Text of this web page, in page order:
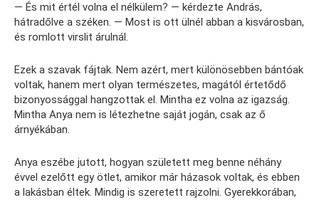
— És mit értél volna el nélkülem? — kérdezte András,
hátradőlve a széken. — Most is ott ülnél abban a kisvárosban,
és romlott virslit árulnál.
Ezek a szavak fájtak. Nem azért, mert különösebben bántóak
voltak, hanem mert olyan természetes, magától értetődő
bizonyossággal hangzottak el. Mintha ez volna az igazság.
Mintha Anya nem is létezhetne saját jogán, csak az ő
árnyékában.
Anya eszébe jutott, hogyan született meg benne néhány
évvel ezelőtt egy ötlet, amikor már házasok voltak, és ebben
a lakásban éltek. Mindig is szeretett rajzolni. Gyerekkorában,